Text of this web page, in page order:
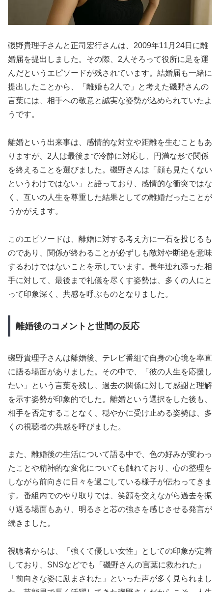
磯野貴理子さんと正司宏行さんは、2009年11月24日に離
婚届を提出しました。その際、2人そろって役所に足を運
んだというエピソードが残されています。結婚届も一緒に
提出したことから、「離婚も2人で」と考えた磯野さんの
言葉には、相手への敬意と誠実な姿勢が込められていたよ
うです。
離婚という出来事は、感情的な対立や距離を生むこともあ
りますが、2人は最後まで冷静に対応し、円満な形で関係
を終えることを選びました。磯野さんは「顔も見たくない
というわけではない」と語っており、感情的な衝突ではな
く、互いの人生を尊重した結果としての離婚だったことが
うかがえます。
このエピソードは、離婚に対する考え方に一石を投じるも
のであり、関係が終わることが必ずしも敵対や断絶を意味
するわけではないことを示しています。長年連れ添った相
手に対して、最後まで礼儀を尽くす姿勢は、多くの人にと
って印象深く、共感を呼ぶものとなりました。
離婚後のコメントと世間の反応
磯野貴理子さんは離婚後、テレビ番組で自身の心境を率直
に語る場面がありました。その中で、「彼の人生を応援し
たい」という言葉を残し、過去の関係に対して感謝と理解
を示す姿勢が印象的でした。離婚という選択をした後も、
相手を否定することなく、穏やかに受け止める姿勢は、多
くの視聴者の共感を呼びました。
また、離婚後の生活について語る中で、色の好みが変わっ
たことや精神的な変化についても触れており、心の整理を
しながら前向きに日々を過ごしている様子が伝わってきま
す。番組内でのやり取りでは、笑顔を交えながら過去を振
り返る場面もあり、明るさと芯の強さを感じさせる発言が
続きました。
視聴者からは、「強くて優しい女性」としての印象が定着
しており、SNSなどでも「磯野さんの言葉に救われた」
「前向きな姿に励まされた」といった声が多く見られまし